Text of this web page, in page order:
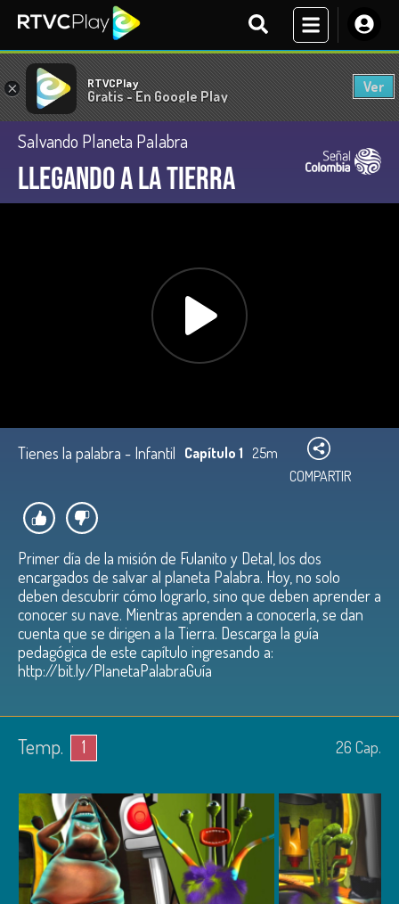
× RTVCPlay
Gratis - En Google Play
Ver
Salvando Planeta Palabra
Llegando a la Tierra
Tienes la palabra - Infantil Capítulo 1 25m
COMPARTIR
Primer día de la misión de Fulanito y Detal, los dos
encargados de salvar al planeta Palabra. Hoy, no solo
deben descubrir cómo lograrlo, sino que deben aprender a
conocer su nave. Mientras aprenden a conocerla, se dan
cuenta que se dirigen a la Tierra. Descarga la guía
pedagógica de este capítulo ingresando a:
http://bit.ly/PlanetaPalabraGuía
Temp. 1 26 Cap.